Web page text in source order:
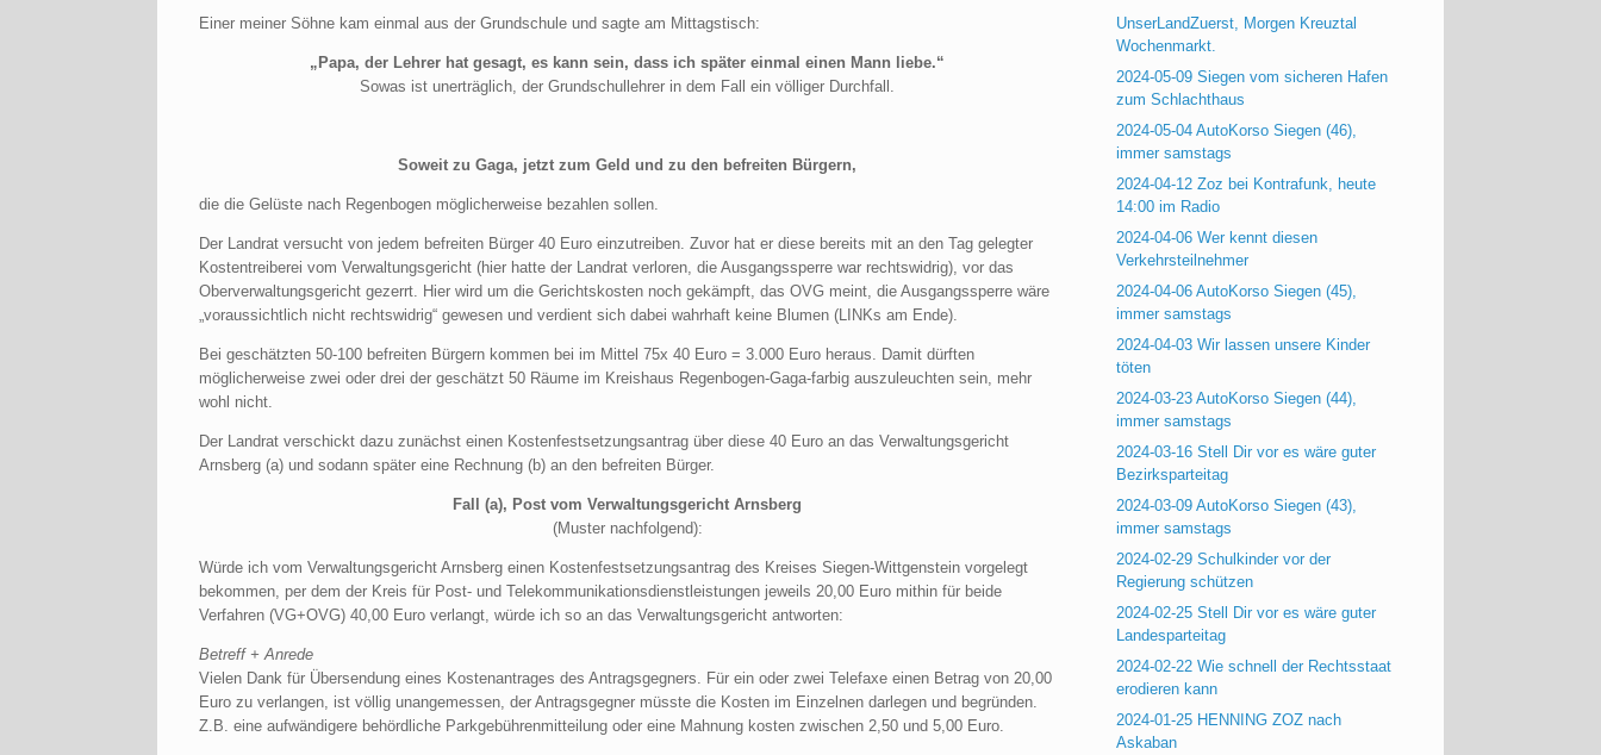
Einer meiner Söhne kam einmal aus der Grundschule und sagte am Mittagstisch:
„Papa, der Lehrer hat gesagt, es kann sein, dass ich später einmal einen Mann liebe.“
Sowas ist unerträglich, der Grundschullehrer in dem Fall ein völliger Durchfall.
Soweit zu Gaga, jetzt zum Geld und zu den befreiten Bürgern,
die die Gelüste nach Regenbogen möglicherweise bezahlen sollen.
Der Landrat versucht von jedem befreiten Bürger 40 Euro einzutreiben. Zuvor hat er diese bereits mit an den Tag gelegter
Kostentreiberei vom Verwaltungsgericht (hier hatte der Landrat verloren, die Ausgangssperre war rechtswidrig), vor das
Oberverwaltungsgericht gezerrt. Hier wird um die Gerichtskosten noch gekämpft, das OVG meint, die Ausgangssperre wäre
„voraussichtlich nicht rechtswidrig“ gewesen und verdient sich dabei wahrhaft keine Blumen (LINKs am Ende).
Bei geschätzten 50-100 befreiten Bürgern kommen bei im Mittel 75x 40 Euro = 3.000 Euro heraus. Damit dürften
möglicherweise zwei oder drei der geschätzt 50 Räume im Kreishaus Regenbogen-Gaga-farbig auszuleuchten sein, mehr
wohl nicht.
Der Landrat verschickt dazu zunächst einen Kostenfestsetzungsantrag über diese 40 Euro an das Verwaltungsgericht
Arnsberg (a) und sodann später eine Rechnung (b) an den befreiten Bürger.
Fall (a), Post vom Verwaltungsgericht Arnsberg
(Muster nachfolgend):
Würde ich vom Verwaltungsgericht Arnsberg einen Kostenfestsetzungsantrag des Kreises Siegen-Wittgenstein vorgelegt
bekommen, per dem der Kreis für Post- und Telekommunikationsdienstleistungen jeweils 20,00 Euro mithin für beide
Verfahren (VG+OVG) 40,00 Euro verlangt, würde ich so an das Verwaltungsgericht antworten:
Betreff + Anrede
Vielen Dank für Übersendung eines Kostenantrages des Antragsgegners. Für ein oder zwei Telefaxe einen Betrag von 20,00
Euro zu verlangen, ist völlig unangemessen, der Antragsgegner müsste die Kosten im Einzelnen darlegen und begründen.
Z.B. eine aufwändigere behördliche Parkgebührenmitteilung oder eine Mahnung kosten zwischen 2,50 und 5,00 Euro.
UnserLandZuerst, Morgen Kreuztal
Wochenmarkt.
2024-05-09 Siegen vom sicheren Hafen
zum Schlachthaus
2024-05-04 AutoKorso Siegen (46),
immer samstags
2024-04-12 Zoz bei Kontrafunk, heute
14:00 im Radio
2024-04-06 Wer kennt diesen
Verkehrsteilnehmer
2024-04-06 AutoKorso Siegen (45),
immer samstags
2024-04-03 Wir lassen unsere Kinder
töten
2024-03-23 AutoKorso Siegen (44),
immer samstags
2024-03-16 Stell Dir vor es wäre guter
Bezirksparteitag
2024-03-09 AutoKorso Siegen (43),
immer samstags
2024-02-29 Schulkinder vor der
Regierung schützen
2024-02-25 Stell Dir vor es wäre guter
Landesparteitag
2024-02-22 Wie schnell der Rechtsstaat
erodieren kann
2024-01-25 HENNING ZOZ nach
Askaban